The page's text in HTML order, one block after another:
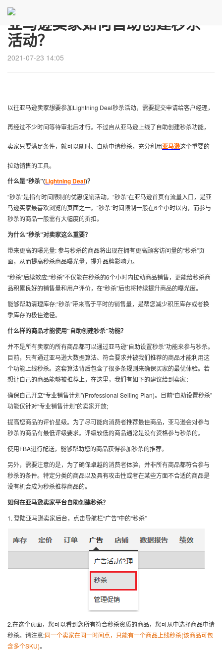
亚马逊卖家如何自助创建秒杀
活动？
2021-07-23 14:05
以往亚马逊卖家想要参加Lightning Deal秒杀活动，需要提交申请给客户经理，
再经过不少时间等待审批后才行。不过自从亚马逊上线了自助创建秒杀功能，
卖家只要满足条件，就可以随时、自助申请秒杀，充分利用亚马逊这个重要的
拉动销售的工具。
什么是“秒杀”(Lightning Deal)？
“秒杀”是指有时间限制的优惠促销活动。“秒杀”在亚马逊首页有流量入口，是亚
马逊买家最喜欢浏览的页面之一。“秒杀”时间限制一般在6个小时以内，而参与
秒杀的商品一般需有大幅度的折扣。
为什么“秒杀”对卖家这么重要？
带来更高的曝光量: 参与秒杀的商品将出现在拥有更高顾客访问量的“秒杀”页
面，从而提高秒杀商品曝光量，提升品牌影响力。
“秒杀”后续效应:“秒杀”不仅能在秒杀的6个小时内拉动商品销售，更能给秒杀商
品积累良好的销售量和用户评价，在“秒杀”后也将持续提升商品的曝光度。
能够帮助清理库存:“秒杀”带来高于平时的销售量，是帮您减少积压库存或者换
季库存的极佳途径。
什么样的商品才能使用“自助创建秒杀”功能？
并不是所有卖家的所有商品都可以通过亚马逊“自助设置秒杀”功能来参与秒杀。
目前，只有通过亚马逊大数据算法、符合要求并被我们推荐的商品才能利用这
个功能上线秒杀。这套算法背后包含了很多条规则来确保买家的最优体验。若
想让自己的商品能够被推荐上，在这里，我们有如下的建议给到卖家：
确保自己开立“专业销售计划”(Professional Selling Plan)。目前“自助设置秒杀”
功能仅针对“专业销售计划”的卖家开放;
提高您商品的评价星级。为了尽可能向消费者推荐最佳商品，亚马逊会对参与
秒杀的商品有最低评级要求。评级较低的商品通常是没有资格参与秒杀的。
使用FBA进行配送，能够帮助您的商品获得参加秒杀的推荐。
另外，需要注意的是，为了确保卓越的消费者体验，并非所有商品都符合参与
秒杀的条件。特定分类的商品以及具有攻击性或者在某些方面不合适的商品是
没有机会成为秒杀推荐商品的。
如何在亚马逊卖家平台自助创建秒杀？
1. 登陆亚马逊卖家后台，点击导航栏“广告”中的“秒杀”
2.在这个页面，您可以看到您所有符合秒杀资质的商品，您可从中选择商品申请
秒杀。请注意:同一个卖家在同一时间点，只能有一个商品上线秒杀(该商品可包
含多个SKU)。